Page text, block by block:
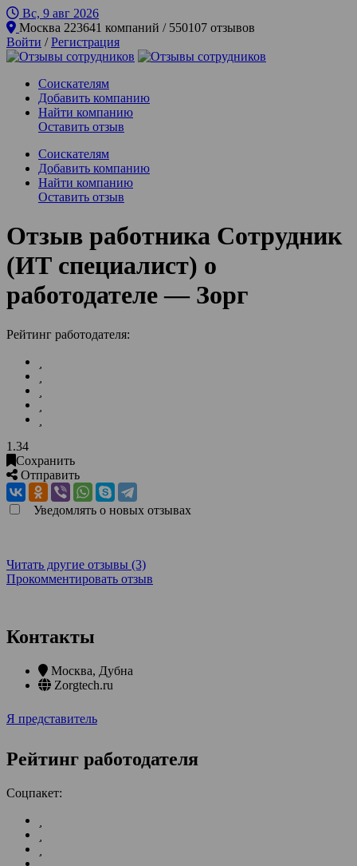
Вс, 9 авг 2026
Москва
223641 компаний / 550107 отзывов
Войти /Регистрация
Соискателям
Добавить компанию
Найти компанию
Оставить отзыв
Соискателям
Добавить компанию
Найти компанию
Оставить отзыв
Отзыв работника Сотрудник
(ИТ специалист) о
работодателе — Зорг
Рейтинг работодателя:
1.34
Сохранить
Отправить
Уведомлять о новых отзывах
Читать другие отзывы (3)
Прокомментировать отзыв
Контакты
Москва, Дубна
Zorgtech.ru
Я представитель
Рейтинг работодателя
Соцпакет: